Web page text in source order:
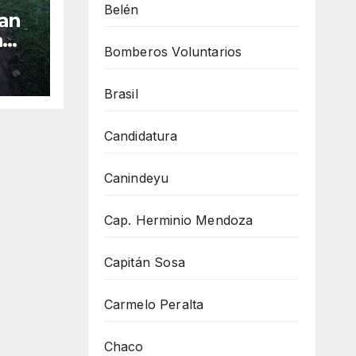
Belén
Bomberos Voluntarios
Brasil
Candidatura
Canindeyu
Cap. Herminio Mendoza
Capitán Sosa
Carmelo Peralta
Chaco